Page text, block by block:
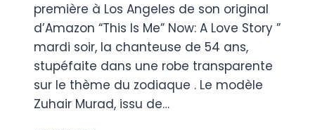
première à Los Angeles de son original
d’Amazon “This Is Me” Now: A Love Story ”
mardi soir, la chanteuse de 54 ans,
stupéfaite dans une robe transparente
sur le thème du zodiaque . Le modèle
Zuhair Murad, issu de…